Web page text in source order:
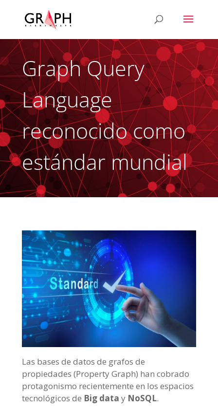
Graph Query
Language
reconocido como
estándar mundial
Las bases de datos de grafos de
propiedades (Property Graph) han cobrado
protagonismo recientemente en los espacios
tecnológicos de Big data y NoSQL.